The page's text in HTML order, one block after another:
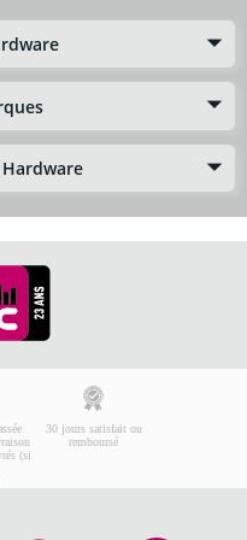
(si
30 jours satisfait ou
remboursé